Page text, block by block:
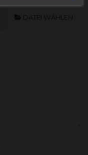
DATEI WÄHLEN